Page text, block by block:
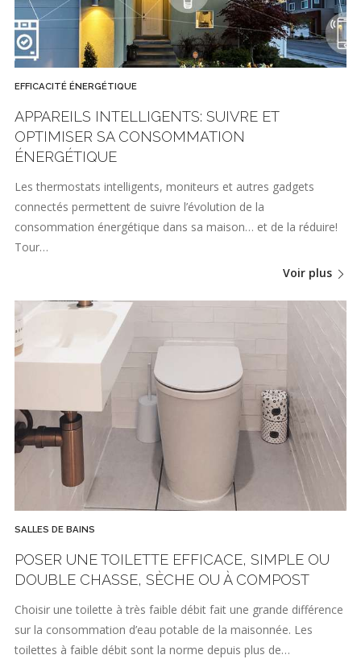
EFFICACITÉ ÉNERGÉTIQUE
APPAREILS INTELLIGENTS: SUIVRE ET
OPTIMISER SA CONSOMMATION
ÉNERGÉTIQUE
Les thermostats intelligents, moniteurs et autres gadgets
connectés permettent de suivre l’évolution de la
consommation énergétique dans sa maison… et de la réduire!
Tour…
Voir plus
SALLES DE BAINS
POSER UNE TOILETTE EFFICACE, SIMPLE OU
DOUBLE CHASSE, SÈCHE OU À COMPOST
Choisir une toilette à très faible débit fait une grande différence
sur la consommation d’eau potable de la maisonnée. Les
toilettes à faible débit sont la norme depuis plus de…